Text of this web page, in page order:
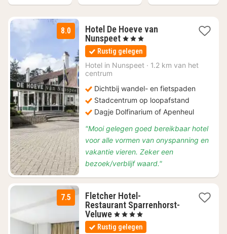
8.0
Hotel De Hoeve van
Nunspeet1
nacht
vanaf
€
, 3 Sterren
Rustig gelegen
Hotel in Nunspeet · 1.2 km van het
centrum
Dichtbij wandel- en fietspaden
Stadcentrum op loopafstand
Dagje Dolfinarium of Apenheul
"Mooi gelegen goed bereikbaar hotel
voor alle vormen van onyspanning en
vakantie vieren. Zeker een
bezoek/verblijf waard."
7.5
Fletcher Hotel-
Restaurant Sparrenhorst-
Veluwe1
nacht
vanaf
, 4 Sterren
Rustig gelegen